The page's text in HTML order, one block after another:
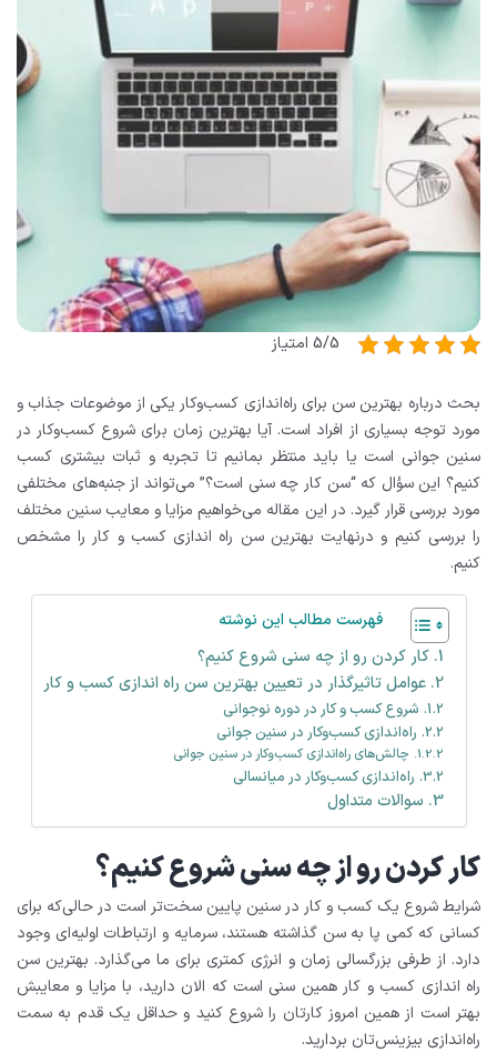
5/5 امتیاز
بحث درباره بهترین سن برای راه‌اندازی کسب‌وکار یکی از موضوعات جذاب و
مورد توجه بسیاری از افراد است. آیا بهترین زمان برای شروع کسب‌وکار در
سنین جوانی است یا باید منتظر بمانیم تا تجربه و ثبات بیشتری کسب
کنیم؟ این سؤال که “سن کار چه سنی است؟” می‌تواند از جنبه‌های مختلفی
مورد بررسی قرار گیرد. در این مقاله می‌خواهیم مزایا و معایب سنین مختلف
را بررسی کنیم و درنهایت بهترین سن راه اندازی کسب و کار را مشخص
کنیم.
فهرست مطالب این نوشته
کار کردن رو از چه سنی شروع کنیم؟
عوامل تاثیرگذار در تعیین بهترین سن راه اندازی کسب و کار
شروع کسب و کار در دوره نوجوانی
راه‌اندازی کسب‌وکار در سنین جوانی
چالش‌های راه‌اندازی کسب‌وکار در سنین جوانی
راه‌اندازی کسب‌وکار در میانسالی
سوالات متداول
کار کردن رو از چه سنی شروع کنیم؟
شرایط شروع یک کسب و کار در سنین پایین سخت‌تر است در حالی‌که برای
کسانی که کمی پا به سن گذاشته‌ هستند، سرمایه و ارتباطات اولیه‌ای وجود
دارد. از طرفی بزرگسالی زمان و انرژی کمتری برای ما می‌گذارد. بهترین سن
راه اندازی کسب و کار همین سنی است که الان دارید، با مزایا و معایبش
بهتر است از همین امروز کارتان را شروع کنید و حداقل یک قدم به سمت
راه‌اندازی بیزینس‌تان بردارید.